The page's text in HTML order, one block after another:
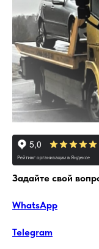
Задайте свой
WhatsApp
Telegram